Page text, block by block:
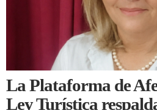
La Plataforma de
Ley Turística